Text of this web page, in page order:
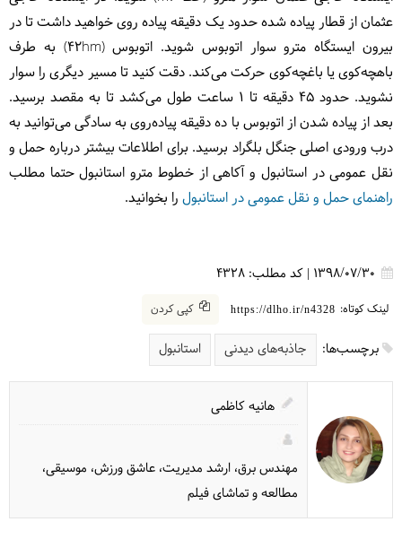
عثمان از قطار پیاده شده حدود یک دقیقه پیاده روی خواهید داشت تا در
بیرون ایستگاه مترو سوار اتوبوس شوید. اتوبوس (42hm) به طرف
باهچه‌کوی یا باغچه‌کوی حرکت می‌کند. دقت کنید تا مسیر دیگری را سوار
نشوید. حدود 45 دقیقه تا 1 ساعت طول می‌کشد تا به مقصد برسید.
بعد از پیاده شدن از اتوبوس با ده دقیقه پیاده‌روی به سادگی می‌توانید به
درب ورودی اصلی جنگل بلگراد برسید. برای اطلاعات بیشتر درباره حمل و
نقل عمومی در استانبول و آکاهی از خطوط مترو استانبول حتما مطلب
راهنمای حمل و نقل عمومی در استانبول را بخوانید.
1398/07/30
| کد مطلب: 4328
لینک کوتاه: https://dlho.ir/n4328 کپی کردن
برچسب‌ها: جاذبه‌های دیدنی استانبول
هانیه کاظمی
مهندس برق، ارشد مدیریت، عاشق ورزش، موسیقی،
مطالعه و تماشای فیلم